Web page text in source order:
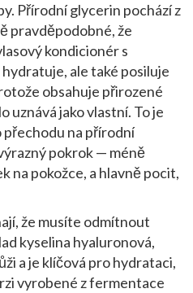
Přírodní glycerin pochází z
pravděpodobné, že
kondicionér s
ale také posiluje
obsahuje přirozené
uznává jako vlastní. To je
přechodu na přírodní
pokrok — méně
na pokožce, a hlavně pocit,
že musíte odmítnout
kyselina hyaluronová,
a je klíčová pro hydrataci,
vyrobené z fermentace